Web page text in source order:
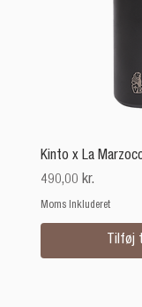
Kinto x La
Pris
490,00 kr.
Moms Inkluderet
Tilføj